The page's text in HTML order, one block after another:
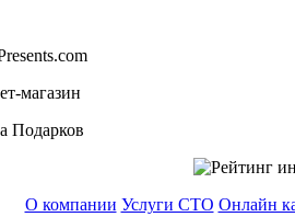
магазин
Подарков
О компании Услуги СТО Онлайн